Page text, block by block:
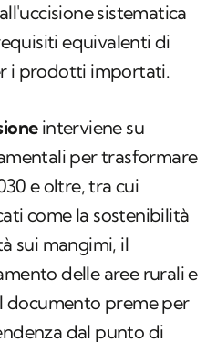
sistematica
equivalenti di
i prodotti importati.
interviene su
per trasformare
e oltre, tra cui
come la sostenibilità
sui mangimi, il
delle aree rurali e
documento preme per
dal punto di